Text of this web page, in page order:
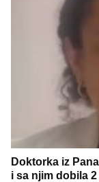
Doktorka iz
i sa njim dobila